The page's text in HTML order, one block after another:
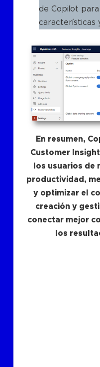
de Copilot para
características
En resumen,
Customer
los usuarios de
productividad,
y optimizar el
creación y
conectar mejor
los